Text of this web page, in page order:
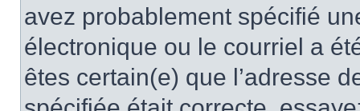
avez probablement spécifié
électronique ou le courriel a
êtes certain(e) que l’adresse